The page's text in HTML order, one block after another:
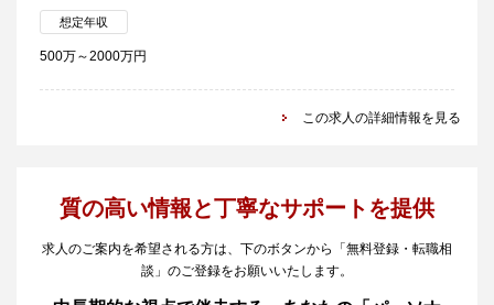
想定年収
500万～2000万円
この求人の詳細情報を見る
質の高い情報と丁寧なサポートを提供
求人のご案内を希望される方は、下のボタンから「無料登録・転職相
談」のご登録をお願いいたします。